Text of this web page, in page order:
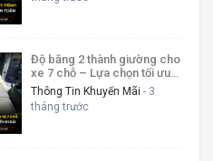
Độ băng 2 thành giường cho
xe 7 chỗ – Lựa chọn tối ưu
cho chuyến đi dài
Thông Tin Khuyến Mãi - 3
tháng trước